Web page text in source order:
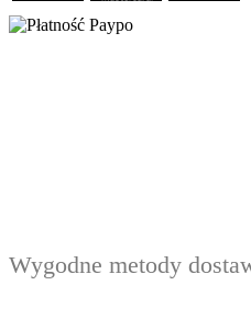
Wygodne metody